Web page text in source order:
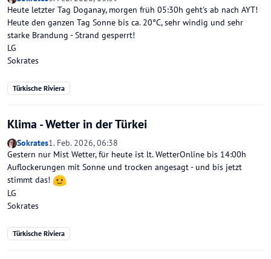
Heute letzter Tag Doganay, morgen früh 05:30h geht's ab nach AYT!
Heute den ganzen Tag Sonne bis ca. 20°C, sehr windig und sehr
starke Brandung - Strand gesperrt!
LG
Sokrates
Türkische Riviera
Klima - Wetter in der Türkei
Sokrates1. Feb. 2026, 06:38
Gestern nur Mist Wetter, für heute ist lt. WetterOnline bis 14:00h
Auflockerungen mit Sonne und trocken angesagt - und bis jetzt
stimmt das!
LG
Sokrates
Türkische Riviera